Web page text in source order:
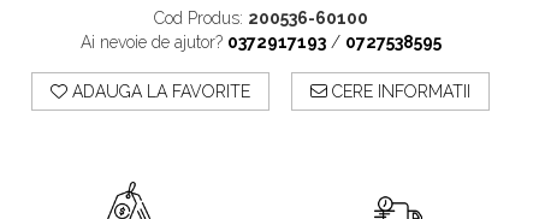
Cod Produs: 200536-60100
Ai nevoie de ajutor? 0372917193 / 0727538595
ADAUGA LA FAVORITE CERE INFORMATII